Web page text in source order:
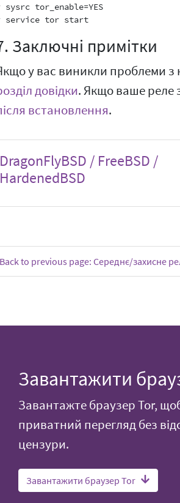
sysrc tor_enable=YES
# service tor start
Заключні примітки
у вас виникли проблеми
довідки. Якщо ваше реле
встановлення.
/ FreeBSD /
to previous page: Середнє/захисне
Завантажити
Завантажте браузер Tor,
приватний перегляд без
цензури.
Завантажити браузер Tor